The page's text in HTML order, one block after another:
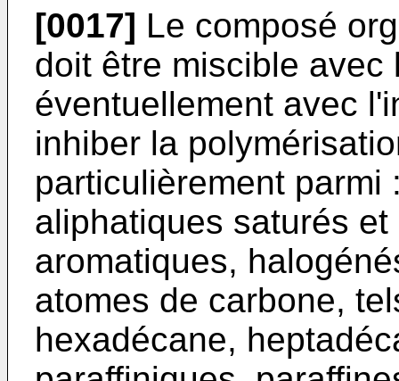
[0017] Le composé
doit être miscible avec
éventuellement avec
inhiber la
particulièrement parmi
aliphatiques saturés
aromatiques,
atomes de carbone,
hexadécane,